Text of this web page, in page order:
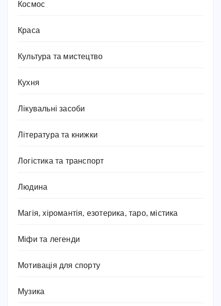
Космос
Краса
Культура та мистецтво
Кухня
Лікувальні засоби
Література та книжки
Логістика та транспорт
Людина
Магія, хіромантія, езотерика, таро, містика
Міфи та легенди
Мотивація для спорту
Музика